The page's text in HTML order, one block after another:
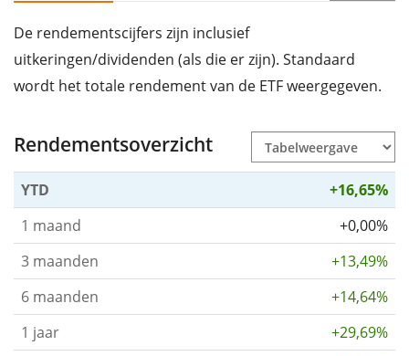
De rendementscijfers zijn inclusief
uitkeringen/dividenden (als die er zijn). Standaard
wordt het totale rendement van de ETF weergegeven.
Rendementsoverzicht
YTD
+16,65%
1 maand
+0,00%
3 maanden
+13,49%
6 maanden
+14,64%
1 jaar
+29,69%